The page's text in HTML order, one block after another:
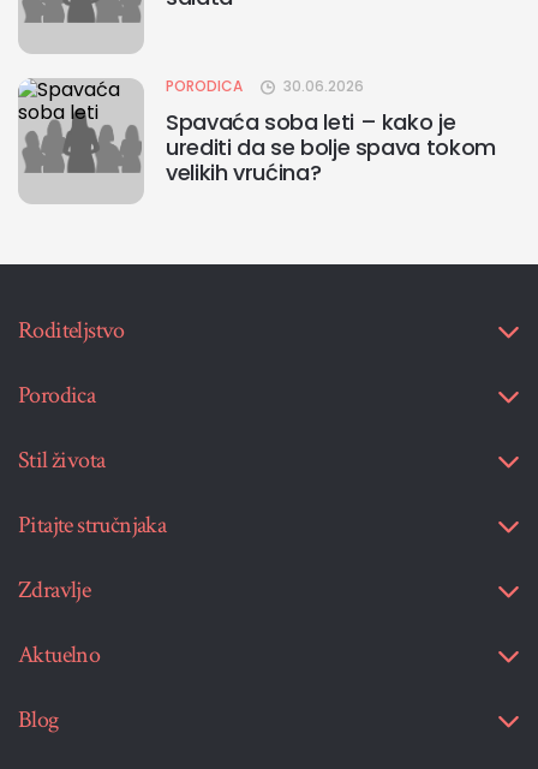
PORODICA 30.06.2026
Spavaća soba leti – kako je
urediti da se bolje spava tokom
velikih vrućina?
Roditeljstvo
Porodica
Stil života
Pitajte stručnjaka
Zdravlje
Aktuelno
Blog